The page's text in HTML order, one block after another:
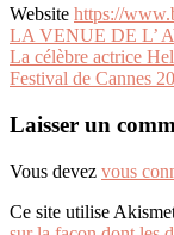
Website https://
Navigation
de
LA VENUE DE L’
La célèbre actrice
Festival de Cannes
Laisser un
Vous devez vous
Ce site utilise